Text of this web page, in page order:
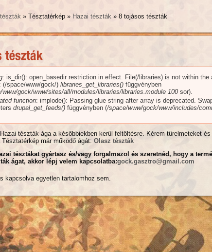
» Tésztatérkép » Hazai tészták » 8 tojásos tészták
: is_dir(): open_basedir restriction in effect. File(/libraries) is not within the
(/space/www/gock/) libraries_get_libraries() függvényben
www/gock/www/sites/all/modules/libraries/libraries.module 100 sor).
function: implode(): Passing glue string after array is deprecated.
drupal_get_feeds() függvényben (/space/www/gock/www/includes/
tészták ága a későbbiekben kerül feltöltésre. Kérem türelmeteket és
Tésztatérkép már működő ágát: Olasz tészták
tésztákat gyártasz és/vagy forgalmazol és szeretnéd, hogy a
ágat, akkor lépj velem kapcsolatba:gock.gasztro@gmail.com
kapcsolva egyetlen tartalomhoz sem.